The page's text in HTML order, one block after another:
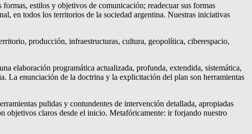
estilos y objetivos de comunicación; readecuar sus formas
en todos los territorios de la sociedad argentina. Nuestras iniciativas
producción, infraestructuras, cultura, geopolítica, ciberespacio,
elaboración programática actualizada, profunda, extendida, sistemática,
La enunciación de la doctrina y la explicitación del plan son herramientas
pulidas y contundentes de intervención detallada, apropiadas
objetivos claros desde el inicio. Metafóricamente: ir forjando nuestro